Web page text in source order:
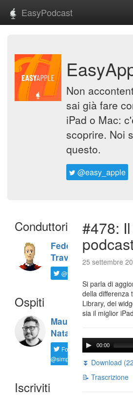
EasyPodcast
Non
sai già fare
iPad o Mac:
scoprire. Noi
questo.
@easy_apple
Conduttori
Federico
Travaini
@ftrava
Ospiti
Maurizio
Natali
Follow
@simplemal
Iscriviti
#478:
25 settembre
Si parla di
della differenza
Library, dei
sia il miglior
00:00
⏬ Download
📝 Trascrizione